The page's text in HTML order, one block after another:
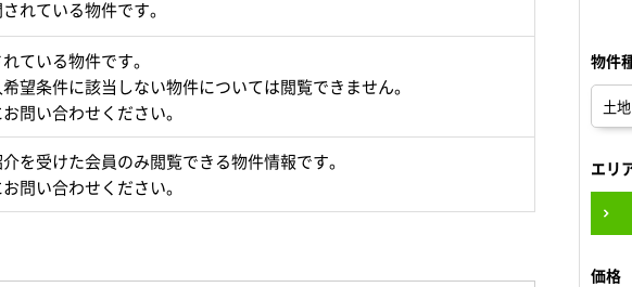
れている物件です。
ている物件です。
望条件に該当しない物件については閲覧できません。
問い合わせください。
を受けた会員のみ閲覧できる物件情報です。
問い合わせください。
物件
エリ
価格